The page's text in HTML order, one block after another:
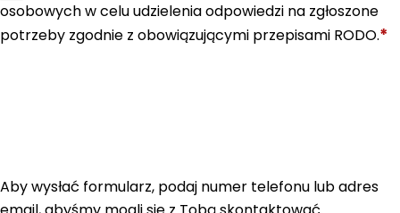
osobowych w celu udzielenia odpowiedzi na zgłoszone
potrzeby zgodnie z obowiązującymi przepisami RODO.*
Aby wysłać formularz, podaj numer telefonu lub adres